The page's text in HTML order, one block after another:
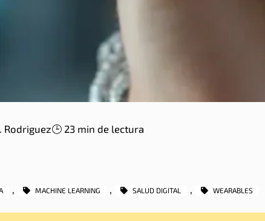
Rodriguez🕒 23 min de lectura
, MACHINE LEARNING , SALUD DIGITAL , WEARABLES